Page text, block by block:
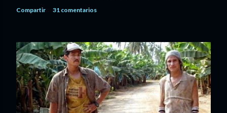
Compartir 31 comentarios